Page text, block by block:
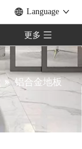
Language
更多
» 铝合金地板